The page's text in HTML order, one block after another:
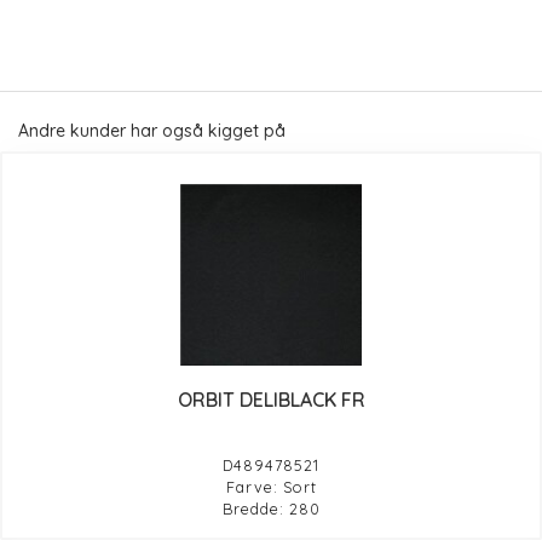
Andre kunder har også kigget på
ORBIT DELIBLACK FR
D489478521
Farve: Sort
Bredde: 280